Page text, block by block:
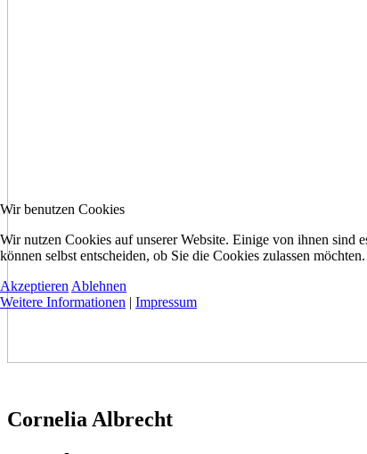
Cornelia Albrecht
Wir benutzen Cookies
Wir nutzen Cookies auf unserer Website. Einige von ihnen sind
können selbst entscheiden, ob Sie die Cookies zulassen
Akzeptieren Ablehnen
Weitere Informationen | Impressum